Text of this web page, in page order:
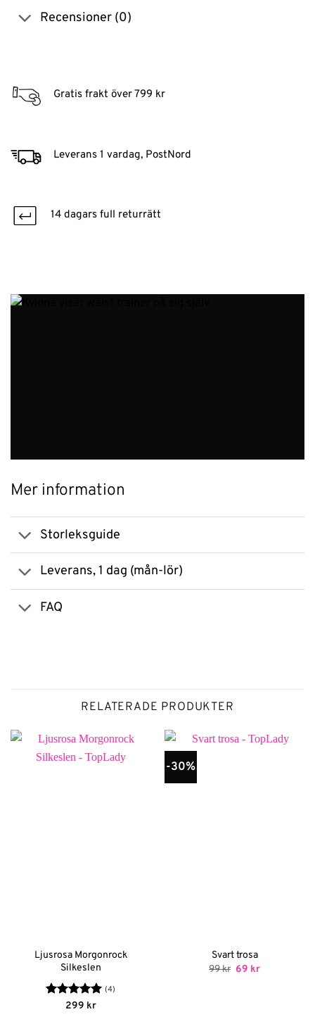
Recensioner (0)
Gratis frakt över 799 kr
Leverans 1 vardag, PostNord
14 dagars full returrätt
Mer information
Storleksguide
Leverans, 1 dag (mån-lör)
FAQ
RELATERADE PRODUKTER
Ljusrosa Morgonrock
Silkeslen
Betygsatt5
(4)
299 kr
-30%
Svart trosa
99kr Det
69 krDet